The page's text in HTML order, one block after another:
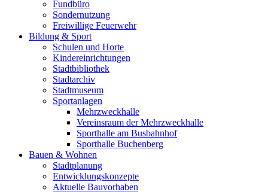
Fundbüro
Sondernutzung
Freiwillige Feuerwehr
Bildung & Sport
Schulen und Horte
Kindereinrichtungen
Stadtbibliothek
Stadtarchiv
Stadtmuseum
Sportanlagen
Mehrzweckhalle
Vereinsraum der Mehrzweckhalle
Sporthalle am Busbahnhof
Sporthalle Buchenberg
Bauen & Wohnen
Stadtplanung
Entwicklungskonzepte
Aktuelle Bauvorhaben